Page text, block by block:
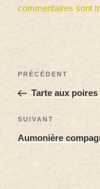
commentaires sont
PRÉCÉDENT
Tarte aux
SUIVANT
Aumonière